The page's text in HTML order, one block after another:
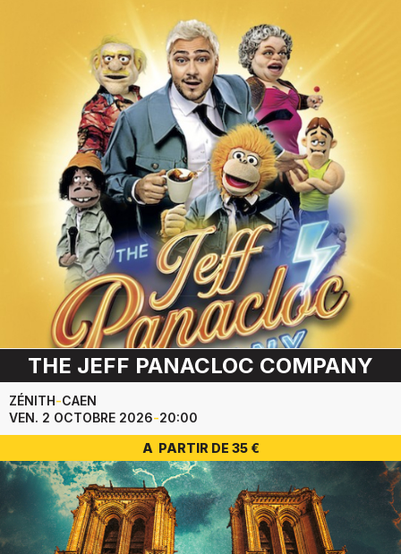
THE JEFF PANACLOC COMPANY
ZÉNITH-CAEN
VEN. 2 OCTOBRE 2026-20:00
A PARTIR DE 35 €